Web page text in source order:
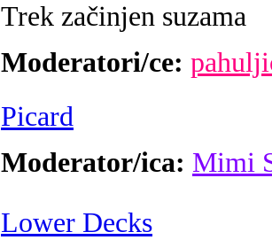
Trek začinjen suzama
Moderatori/ce:
Picard
Moderator/ica: Mimi
Lower Decks